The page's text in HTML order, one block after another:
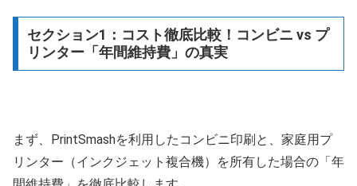
セクション1：コスト徹底比較！コンビニ vs プ
リンター「年間維持費」の真実
まず、PrintSmashを利用したコンビニ印刷と、家庭用プ
リンター（インクジェット複合機）を所有した場合の「年